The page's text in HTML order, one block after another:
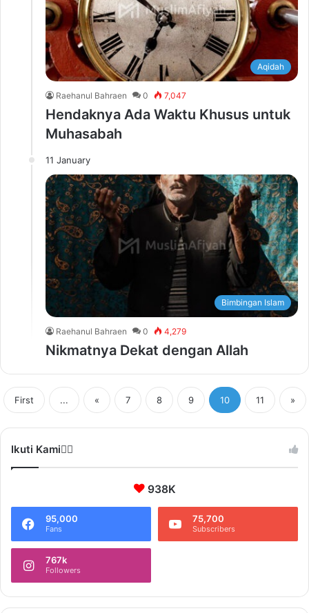
Aqidah
Raehanul Bahraen 0 7,047
Hendaknya Ada Waktu Khusus untuk
Muhasabah
11 January
Bimbingan Islam
Raehanul Bahraen 0 4,279
Nikmatnya Dekat dengan Allah
First ... « 7 8 9 10 11 »
Ikuti Kami❤️‍🔥
938K
95,000
Fans
75,700
Subscribers
767k
Followers